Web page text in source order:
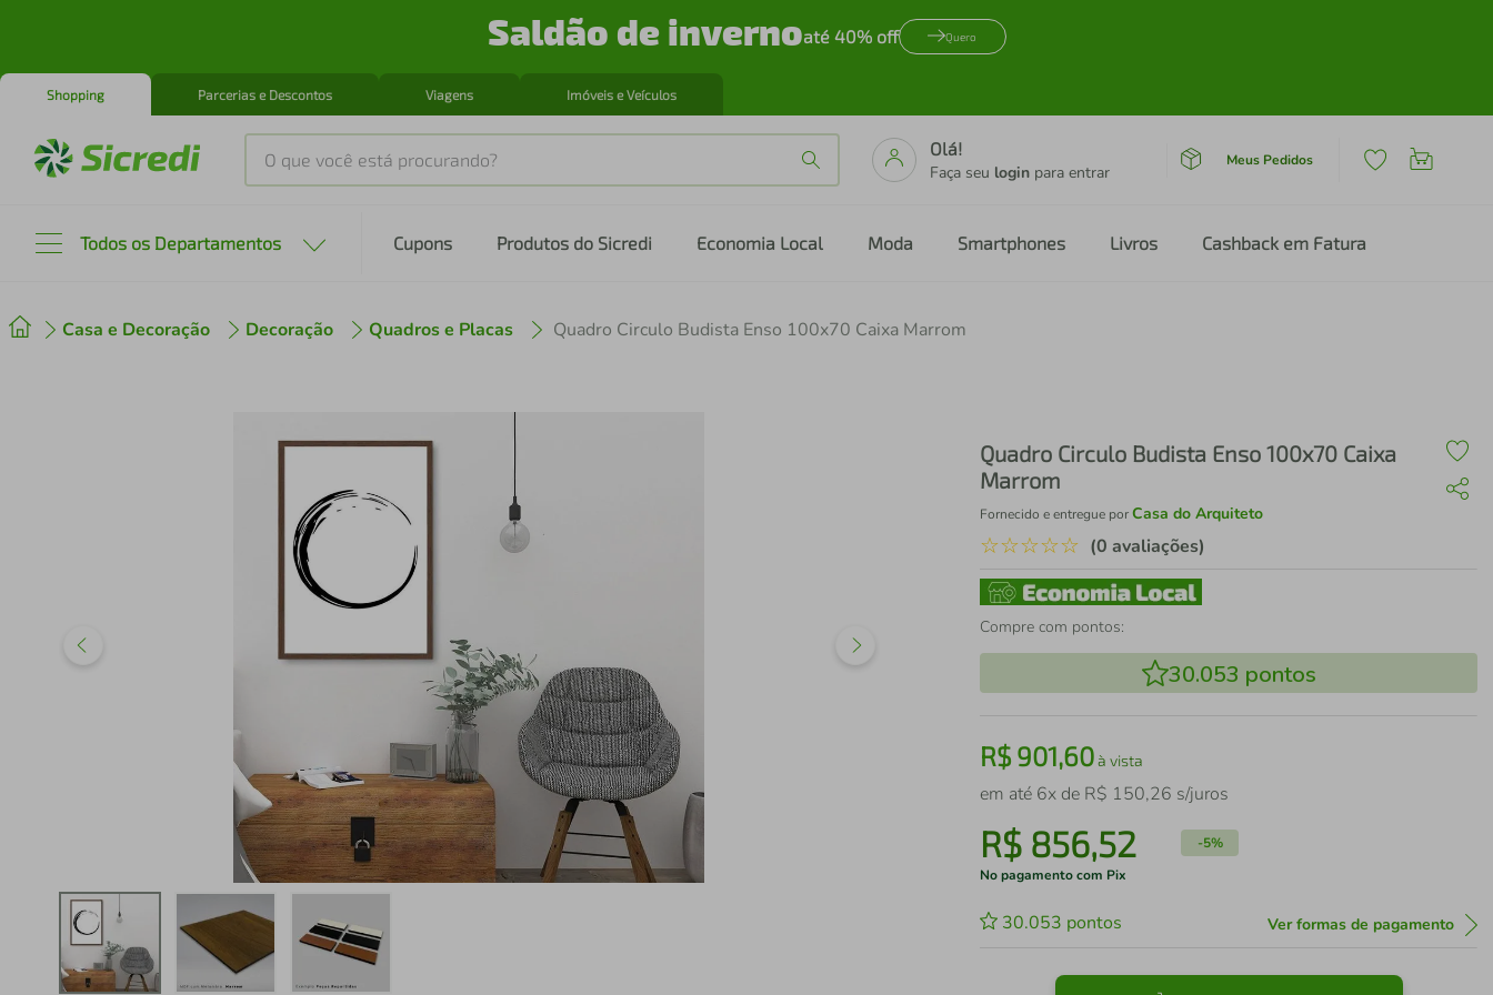
Saldão de invernoaté 40% off Quero
Shopping Parcerias e Descontos Viagens Imóveis e Veículos
O que você está procurando?
Olá!
Faça seu login para entrar
Meus Pedidos
Todos os Departamentos Cupons Produtos do Sicredi Economia Local Moda Smartphones Livros Cashback em Fatura
Casa e Decoração Decoração Quadros e Placas Quadro Circulo Budista Enso 100x70 Caixa Marrom
Quadro Circulo Budista Enso 100x70 Caixa
Marrom
Fornecido e entregue porCasa do Arquiteto
☆☆☆☆☆ (0 avaliações)
Compre com pontos:
30.053 pontos
R$901,60à vista
em até 6x de R$ 150,26 s/juros
R$ 856,52 -5%
No pagamento com Pix
30.053 pontos Ver formas de pagamento
º cafeteira
iphone